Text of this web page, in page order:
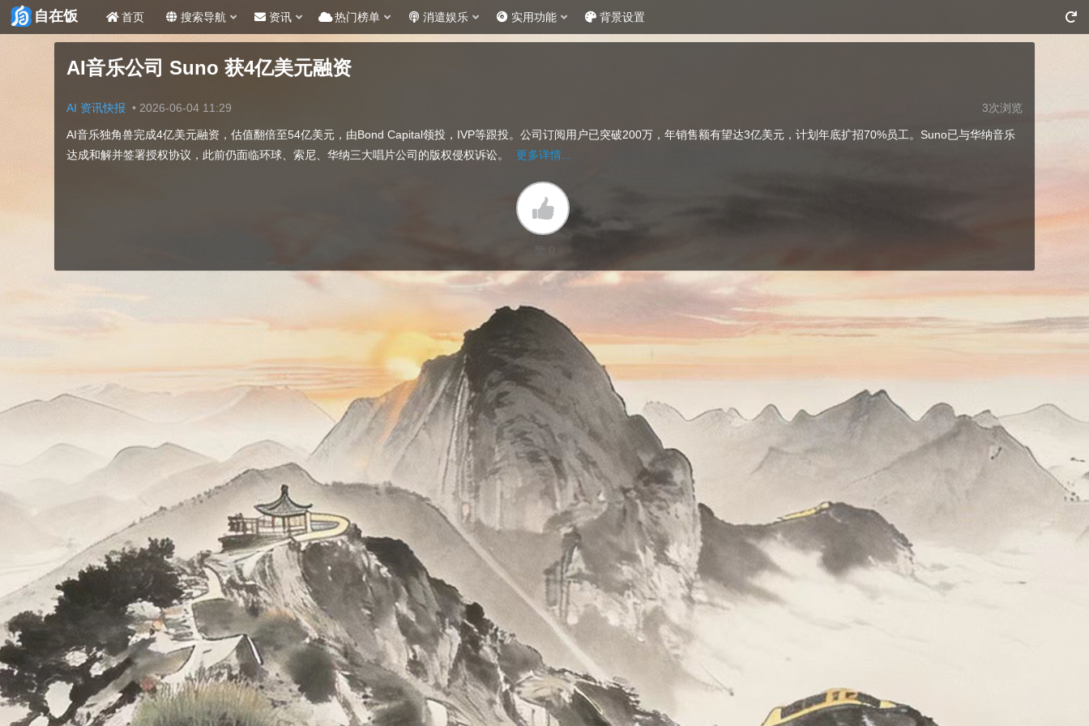
自在饭 首页 搜索导航 资讯 热门榜单 消遣娱乐 实用功能 背景设置
AI音乐公司 Suno 获4亿美元融资
AI 资讯快报 • 2026-06-04 11:29 3次浏览
AI音乐独角兽完成4亿美元融资，估值翻倍至54亿美元，由Bond Capital领投，IVP等跟投。公司订阅用户已突破200万，年销售额有望达3亿美元，计划年底扩招70%员工。Suno已与华纳音乐
达成和解并签署授权协议，此前仍面临环球、索尼、华纳三大唱片公司的版权侵权诉讼。
更多详情...
赞 0